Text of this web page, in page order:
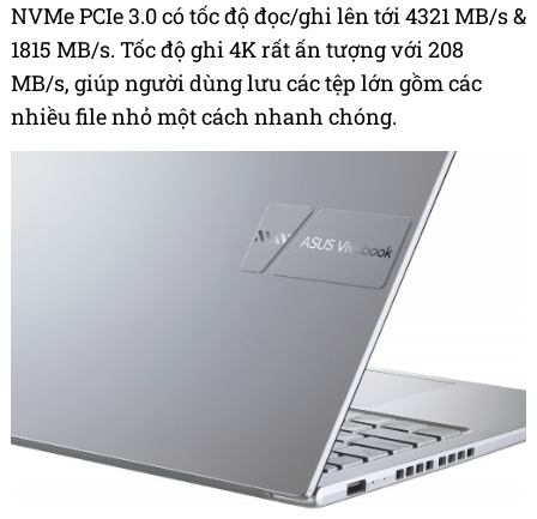
NVMe PCIe 3.0 có tốc độ đọc/ghi lên tới 4321 MB/s &
1815 MB/s. Tốc độ ghi 4K rất ấn tượng với 208
MB/s, giúp người dùng lưu các tệp lớn gồm các
nhiều file nhỏ một cách nhanh chóng.